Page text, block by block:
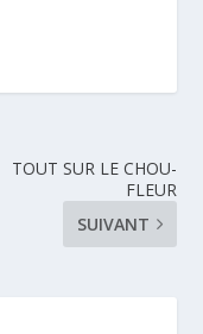
TOUT SUR LE CHOU-
FLEUR
SUIVANT